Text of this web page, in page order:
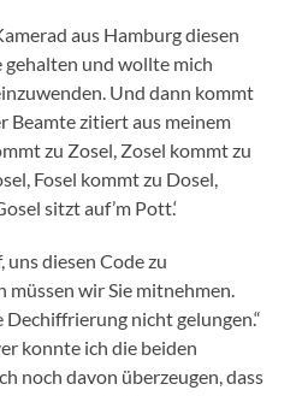
aus Hamburg diesen
gehalten und wollte mich
Und dann kommt
Beamte zitiert aus meinem
zu Zosel, Zosel kommt zu
Fosel kommt zu Dosel,
sitzt auf’m Pott.‘
uns diesen Code zu
wir Sie mitnehmen.
nicht gelungen.“
konnte ich die beiden
noch davon überzeugen, dass